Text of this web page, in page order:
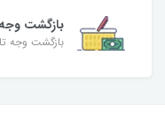
بازگشت وجه
بازگشت وجه تا ۷ روز